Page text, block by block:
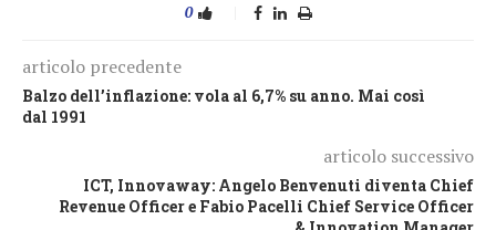
0
articolo precedente
Balzo dell’inflazione: vola al 6,7% su anno. Mai così
dal 1991
articolo successivo
ICT, Innovaway: Angelo Benvenuti diventa Chief
Revenue Officer e Fabio Pacelli Chief Service Officer